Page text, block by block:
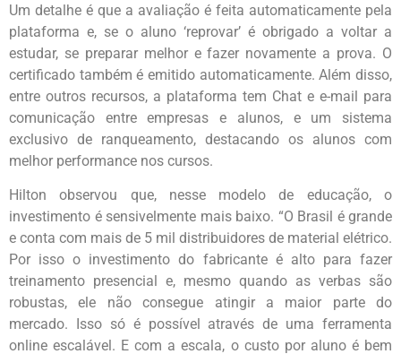
Um detalhe é que a avaliação é feita automaticamente pela
plataforma e, se o aluno ‘reprovar’ é obrigado a voltar a
estudar, se preparar melhor e fazer novamente a prova. O
certificado também é emitido automaticamente. Além disso,
entre outros recursos, a plataforma tem Chat e e-mail para
comunicação entre empresas e alunos, e um sistema
exclusivo de ranqueamento, destacando os alunos com
melhor performance nos cursos.
Hilton observou que, nesse modelo de educação, o
investimento é sensivelmente mais baixo. “O Brasil é grande
e conta com mais de 5 mil distribuidores de material elétrico.
Por isso o investimento do fabricante é alto para fazer
treinamento presencial e, mesmo quando as verbas são
robustas, ele não consegue atingir a maior parte do
mercado. Isso só é possível através de uma ferramenta
online escalável. E com a escala, o custo por aluno é bem